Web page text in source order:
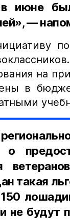
июне
—
на
в
о
такая
не будут